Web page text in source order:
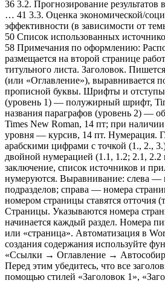
36 3.2. Прогнозирование результатов
… 41 3.3. Оценка экономической/
эффективности (в зависимости от
50 Список использованных
58 Примечания по оформлению:
размещается на второй странице
титульного листа. Заголовок.
(или «Оглавление»), выравнивается
прописной буквы. Шрифты и отступы:
(уровень 1) — полужирный шрифт,
названия параграфов (уровень 2) —
Times New Roman, 14 пт; при наличии
уровня — курсив, 14 пт. Нумерация.
арабскими цифрами с точкой (1., 2.,
двойной нумерацией (1.1, 1.2; 2.1, 2.2
заключение, список источников и
нумеруются. Выравнивание: слева —
подразделов; справа — номера
номером страницы ставятся отточия
Страницы. Указываются номера
начинается каждый раздел. Номера
или «страница». Автоматизация в
создания содержания используйте
«Ссылки → Оглавление →
Перед этим убедитесь, что все
помощью стилей «Заголовок 1»,